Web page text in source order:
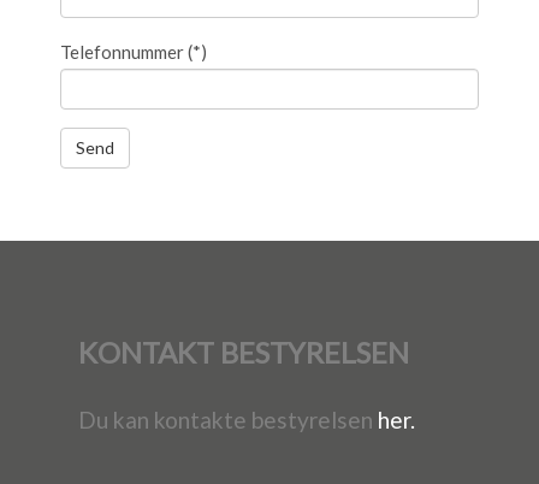
Telefonnummer(*)
KONTAKT BESTYRELSEN
Du kan kontakte bestyrelsen her.